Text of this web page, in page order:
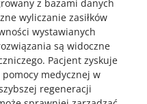
z bazami danych
wyliczanie zasiłków
wystawianych
są widoczne
Pacjent zyskuje
medycznej w
regeneracji